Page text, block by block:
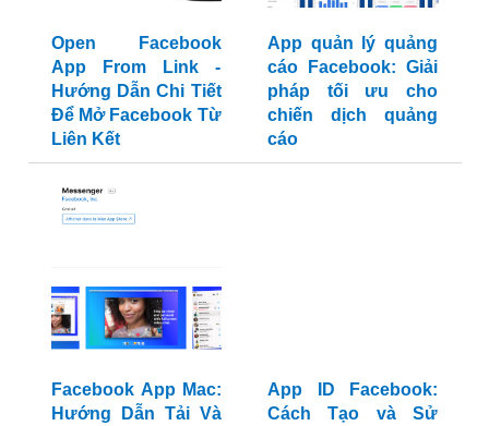
Open Facebook
App From Link -
Hướng Dẫn Chi Tiết
Để Mở Facebook Từ
Liên Kết
App quản lý quảng
cáo Facebook: Giải
pháp tối ưu cho
chiến dịch quảng
cáo
Facebook App Mac:
Hướng Dẫn Tải Và
App ID Facebook:
Cách Tạo và Sử